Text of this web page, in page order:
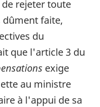
rejeter toute
faite,
du
que l'article 3 du
exige
au ministre
à l'appui de sa